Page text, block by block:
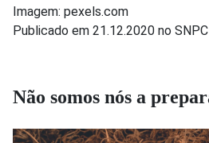
Imagem: pexels.com
Publicado em 21.12.2020 no SNPC